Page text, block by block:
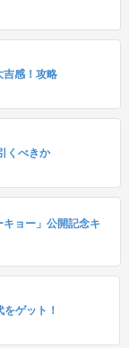
吉感！攻略
くべきか
ョー」公開記念キ
ゲット！